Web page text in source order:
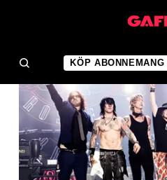
KÖP ABONNEMANG